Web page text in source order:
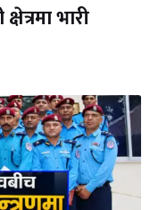
भारी